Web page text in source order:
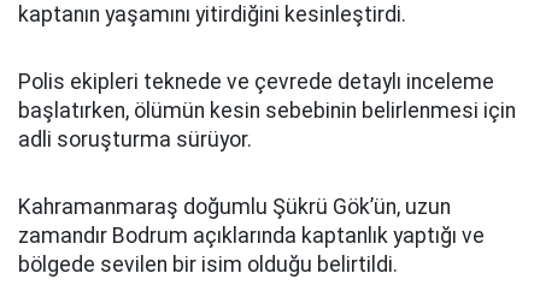
kaptanın yaşamını yitirdiğini kesinleştirdi.
Polis ekipleri teknede ve çevrede detaylı inceleme
başlatırken, ölümün kesin sebebinin belirlenmesi için
adli soruşturma sürüyor.
Kahramanmaraş doğumlu Şükrü Gök’ün, uzun
zamandır Bodrum açıklarında kaptanlık yaptığı ve
bölgede sevilen bir isim olduğu belirtildi.